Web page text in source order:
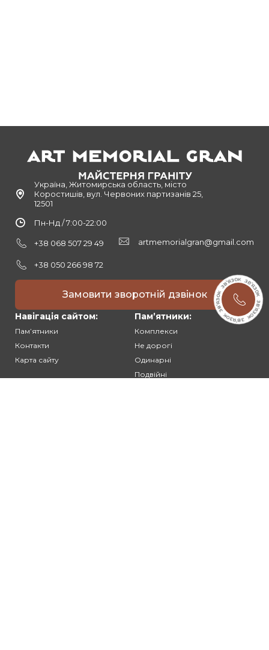
Україна, Житомирська область, місто
Коростишів, вул. Червоних партизанів 25,
12501
Пн-Нд / 7:00-22:00
+38 068 507 29 49
+38 050 266 98 72
artmemorialgran@gmail.com
Замовити зворотній дзвінок
Навігація сайтом:
Памʼятники
Контакти
Карта сайту
Памʼятники:
Комплекси
Не дорогі
Одинарні
Подвійні